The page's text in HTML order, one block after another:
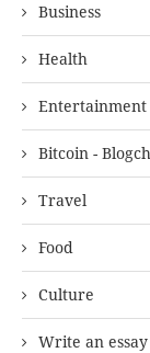
Business
Health
Entertainment
Bitcoin -
Travel
Food
Culture
Write an essay